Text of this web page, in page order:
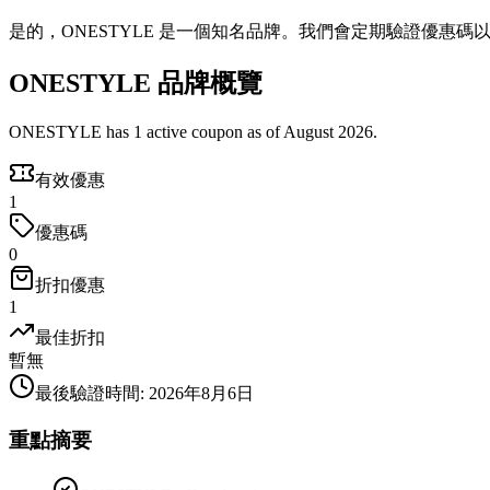
是的，ONESTYLE 是一個知名品牌。我們會定期驗證優惠碼以
ONESTYLE 品牌概覽
ONESTYLE has 1 active coupon as of August 2026.
有效優惠
1
優惠碼
0
折扣優惠
1
最佳折扣
暫無
最後驗證時間: 2026年8月6日
重點摘要